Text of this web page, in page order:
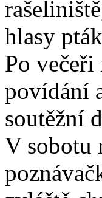
hlasy
Po večeři
povídání
soutěžní
V sobotu